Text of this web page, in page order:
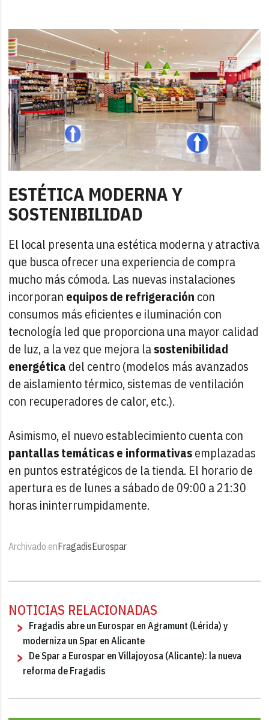
ESTÉTICA MODERNA Y
SOSTENIBILIDAD
El local presenta una estética moderna y atractiva
que busca ofrecer una experiencia de compra
mucho más cómoda. Las nuevas instalaciones
incorporan equipos de refrigeración con
consumos más eficientes e iluminación con
tecnología led que proporciona una mayor calidad
de luz, a la vez que mejora lasostenibilidad
energética del centro (modelos más avanzados
de aislamiento térmico, sistemas de ventilación
con recuperadores de calor, etc.).
Asimismo, el nuevo establecimiento cuenta con
pantallas temáticas e informativasemplazadas
en puntos estratégicos de la tienda. El horario de
apertura es de lunes a sábado de 09:00 a 21:30
horas ininterrumpidamente.
Archivado enFragadisEurospar
NOTICIAS RELACIONADAS
Fragadis abre un Eurospar en Agramunt (Lérida) y
moderniza un Spar en Alicante
De Spar a Eurospar en Villajoyosa (Alicante): la nueva
reforma de Fragadis